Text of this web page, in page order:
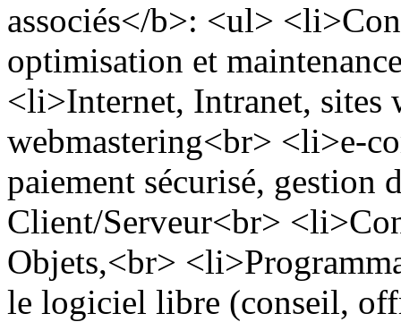
associés</b>: <ul>
optimisation et
<li>Internet, Intranet, sites
webmastering<br> <li>e-
paiement sécurisé, gestion
Client/Serveur<br>
Objets,<br>
le logiciel libre (conseil,